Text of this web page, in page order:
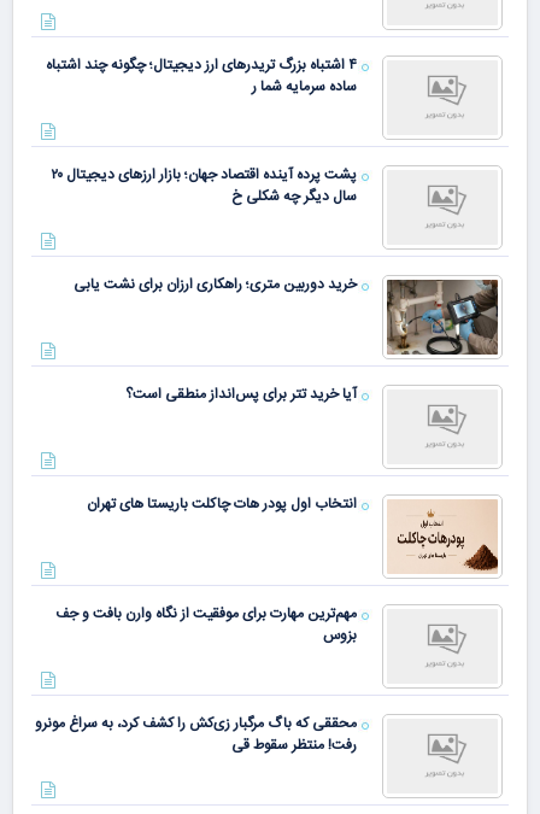
۴ اشتباه بزرگ تریدرهای ارز دیجیتال؛ چگونه چند اشتباه
ساده سرمایه شما ر
پشت پرده آینده اقتصاد جهان؛ بازار ارزهای دیجیتال ۲۰
سال دیگر چه شکلی خ
خرید دوربین متری؛ راهکاری ارزان برای نشت یابی
آیا خرید تتر برای پس‌انداز منطقی است؟
انتخاب اول پودر هات چاکلت باریستا های تهران
مهم‌ترین مهارت برای موفقیت از نگاه وارن بافت و جف
بزوس
محققی که باگ مرگبار زی‌کش را کشف کرد، به سراغ مونرو
رفت! منتظر سقوط قی